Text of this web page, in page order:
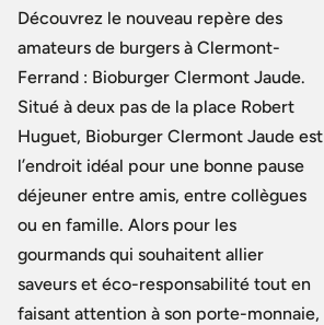
Découvrez le nouveau repère des
amateurs de burgers à Clermont-
Ferrand : Bioburger Clermont Jaude.
Situé à deux pas de la place Robert
Huguet, Bioburger Clermont Jaude est
l’endroit idéal pour une bonne pause
déjeuner entre amis, entre collègues
ou en famille. Alors pour les
gourmands qui souhaitent allier
saveurs et éco-responsabilité tout en
faisant attention à son porte-monnaie,